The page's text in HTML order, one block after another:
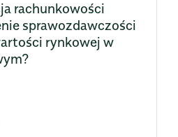
rachunkowości
sprawozdawczości
rynkowej w